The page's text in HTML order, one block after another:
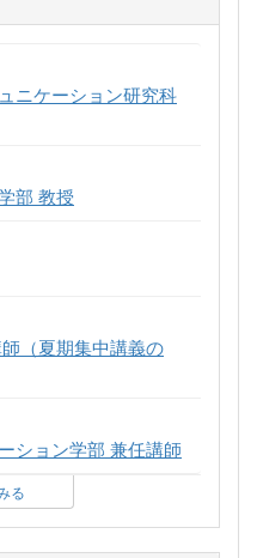
ニケーション研究科
部 教授
（夏期集中講義の
ション学部 兼任講師
る